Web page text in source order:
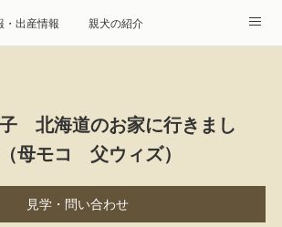
・出産情報 親犬の紹介
Instagram アクセス
特定商取引に基づく表記
北海道のお家に行きまし
母モコ 父ウィズ）
見学・問い合わせ